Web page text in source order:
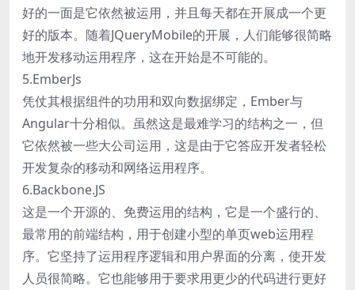
好的一面是它依然被运用，并且每天都在开展成一个更
好的版本。随着JQueryMobile的开展，人们能够很简略
地开发移动运用程序，这在开始是不可能的。
5.EmberJs
凭仗其根据组件的功用和双向数据绑定，Ember与
Angular十分相似。虽然这是最难学习的结构之一，但
它依然被一些大公司运用，这是由于它答应开发者轻松
开发复杂的移动和网络运用程序。
6.Backbone.JS
这是一个开源的、免费运用的结构，它是一个盛行的、
最常用的前端结构，用于创建小型的单页web运用程
序。它坚持了运用程序逻辑和用户界面的分离，使开发
人员很简略。它也能够用于要求用更少的代码进行更好